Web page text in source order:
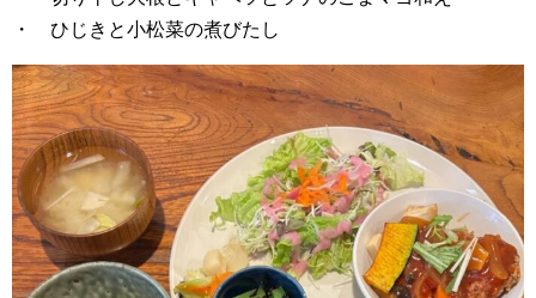
・ ひじきと小松菜の煮びたし